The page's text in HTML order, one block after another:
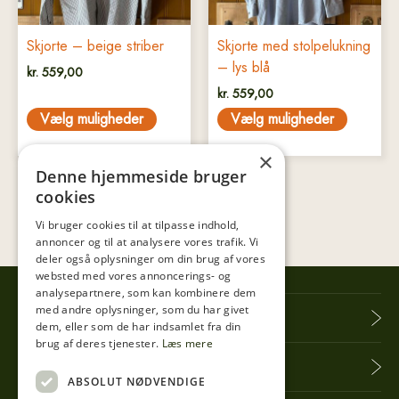
Skjorte – beige striber
kr. 559,00
Vælg muligheder
vælges
varesiden
Skjorte med stolpelukning
– lys blå
kr. 559,00
Vælg muligheder
vælges
varesiden
Tibberup Høkeren
Information
×
Denne hjemmeside bruger
cookies
Vi bruger cookies til at tilpasse indhold,
annoncer og til at analysere vores trafik. Vi
deler også oplysninger om din brug af vores
websted med vores annoncerings- og
analysepartnere, som kan kombinere dem
med andre oplysninger, som du har givet
dem, eller som de har indsamlet fra din
brug af deres tjenester. Læs mere
ABSOLUT NØDVENDIGE